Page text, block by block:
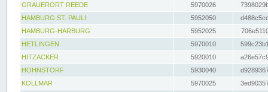
GRAUERORT REEDE
5970026
HAMBURG ST. PAULI
5952050
HAMBURG-HARBURG
5952025
HETLINGEN
5970010
HITZACKER
5920010
HOHNSTORF
5930040
KOLLMAR
5970025